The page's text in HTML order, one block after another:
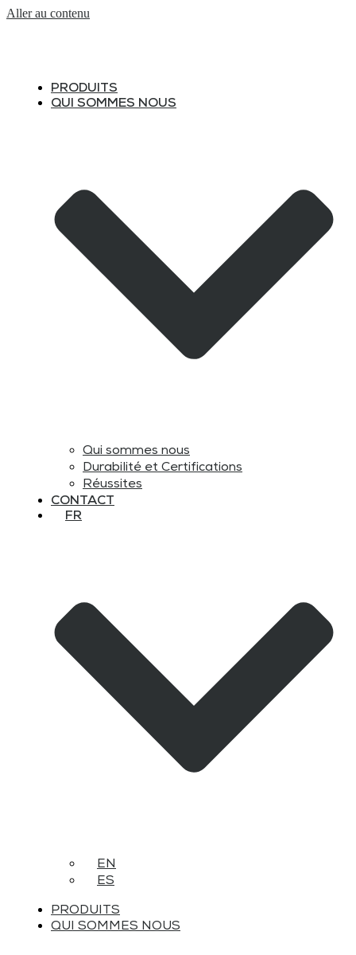
Aller au contenu
PRODUITS
QUI SOMMES NOUS
Qui sommes nous
Durabilité et Certifications
Réussites
CONTACT
FR
EN
ES
PRODUITS
QUI SOMMES NOUS